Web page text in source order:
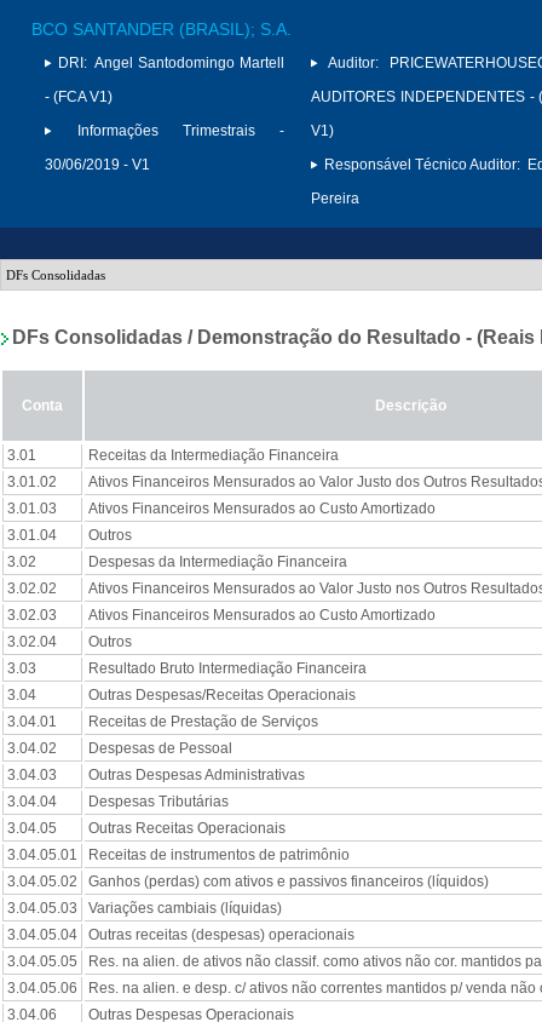
BCO SANTANDER (BRASIL); S.A.
DRI: Angel Santodomingo Martell
- (FCA V1)
Informações Trimestrais -
30/06/2019 - V1
Auditor:
AUDITORES INDEPENDENTES -
V1)
Responsável Técnico Auditor:
Pereira